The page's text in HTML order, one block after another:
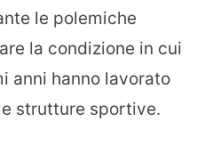
le polemiche
la condizione in cui
anni hanno lavorato
strutture sportive.